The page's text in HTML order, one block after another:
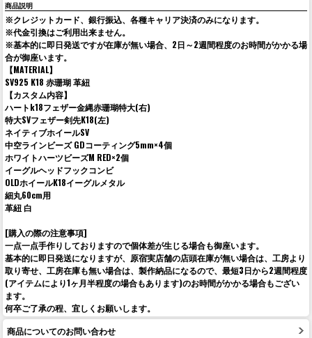
商品説明
※クレジットカード、銀行振込、各種キャリア決済のみになります。
※代金引換はご利用出来ません。
※基本的に即日発送ですが在庫が無い場合、2日～2週間程度のお時間がかかる場
合が御座います。
【MATERIAL】
SV925 K18 赤珊瑚 革紐
【カスタム内容】
ハートk18フェザー金縄赤珊瑚特大(右)
特大SVフェザー剣先K18(左)
ネイティブホイールSV
中空ラインビーズ GDコーティング5mm×4個
ホワイトハーツビーズM RED×2個
イーグルヘッドフックコンビ
OLDホイールK18イーグルメタル
細丸60cm用
革紐 白
[購入の際の注意事項]
一点一点手作りしておりますので個体差が生じる場合も御座います。
基本的に即日発送になりますが、原宿実店舗の店頭在庫が無い場合は、工房より
取り寄せ、工房在庫も無い場合は、製作納品になるので、最短3日から2週間程度
(アイテムにより1ヶ月半程度の場合もあります)のお時間がかかる場合もござい
ます。
何卒ご了承の程、宜しくお願いします。
商品についてのお問い合わせ